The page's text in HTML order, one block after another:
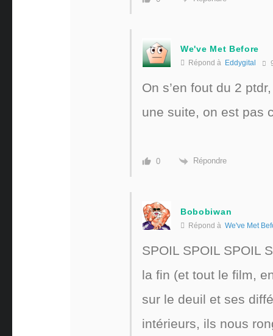
We've Met Before
Répond à Eddygital
On s’en fout du 2
une suite, on est pas
0 Répondre
Bobobiwan
Répond à We've Met
SPOIL SPOIL SPOIL
la fin (et tout le film,
sur le deuil et ses
intérieurs, ils nous